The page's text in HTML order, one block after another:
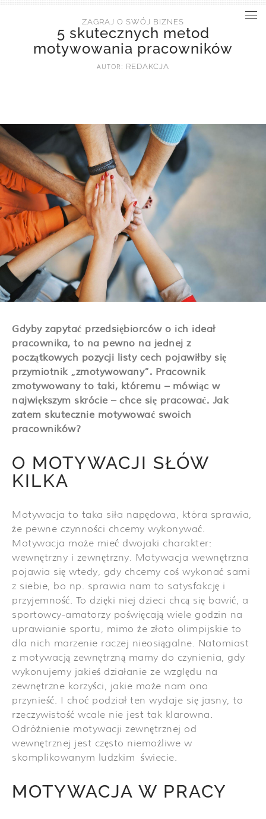
ZAGRAJ O SWÓJ BIZNES
5 skutecznych metod
motywowania pracowników
AUTOR: REDAKCJA
Gdyby zapytać przedsiębiorców o ich ideał
pracownika, to na pewno na jednej z
początkowych pozycji listy cech pojawiłby się
przymiotnik „zmotywowany”. Pracownik
zmotywowany to taki, któremu – mówiąc w
największym skrócie – chce się pracować. Jak
zatem skutecznie motywować swoich
pracowników?
O MOTYWACJI SŁÓW
KILKA
Motywacja to taka siła napędowa, która sprawia,
że pewne czynności chcemy wykonywać.
Motywacja może mieć dwojaki charakter:
wewnętrzny i zewnętrzny. Motywacja wewnętrzna
pojawia się wtedy, gdy chcemy coś wykonać sami
z siebie, bo np. sprawia nam to satysfakcję i
przyjemność. To dzięki niej dzieci chcą się bawić, a
sportowcy-amatorzy poświęcają wiele godzin na
uprawianie sportu, mimo że złoto olimpijskie to
dla nich marzenie raczej nieosiągalne. Natomiast
z motywacją zewnętrzną mamy do czynienia, gdy
wykonujemy jakieś działanie ze względu na
zewnętrzne korzyści, jakie może nam ono
przynieść. I choć podział ten wydaje się jasny, to
rzeczywistość wcale nie jest tak klarowna.
Odróżnienie motywacji zewnętrznej od
wewnętrznej jest często niemożliwe w
skomplikowanym ludzkim świecie.
MOTYWACJA W PRACY